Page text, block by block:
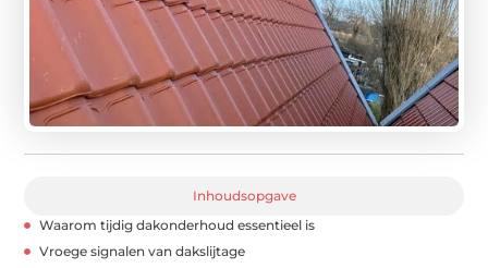
Inhoudsopgave
Waarom tijdig dakonderhoud essentieel is
Vroege signalen van dakslijtage